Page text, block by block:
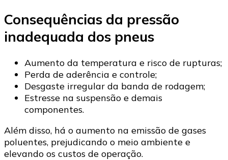
Consequências da pressão
inadequada dos pneus
Aumento da temperatura e risco de rupturas;
Perda de aderência e controle;
Desgaste irregular da banda de rodagem;
Estresse na suspensão e demais
componentes.
Além disso, há o aumento na emissão de gases
poluentes, prejudicando o meio ambiente e
elevando os custos de operação.